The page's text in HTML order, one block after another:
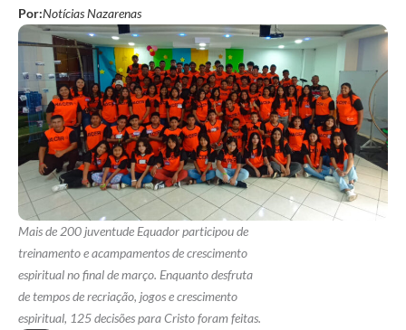
Por:Notícias Nazarenas
Mais de 200 juventude Equador participou de
treinamento e acampamentos de crescimento
espiritual no final de março. Enquanto desfruta
de tempos de recriação, jogos e crescimento
espiritual, 125 decisões para Cristo foram feitas.